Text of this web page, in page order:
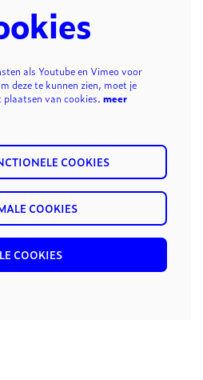
als Youtube en Vimeo voor
deze te kunnen zien, moet je
van cookies. meer
COOKIES
COOKIES
COOKIES